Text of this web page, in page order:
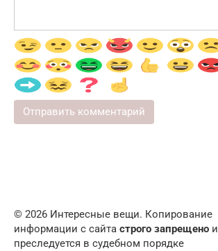
© 2026 Интересные вещи. Копирование
информации с сайта строго запрещено и
преследуется в судебном порядке